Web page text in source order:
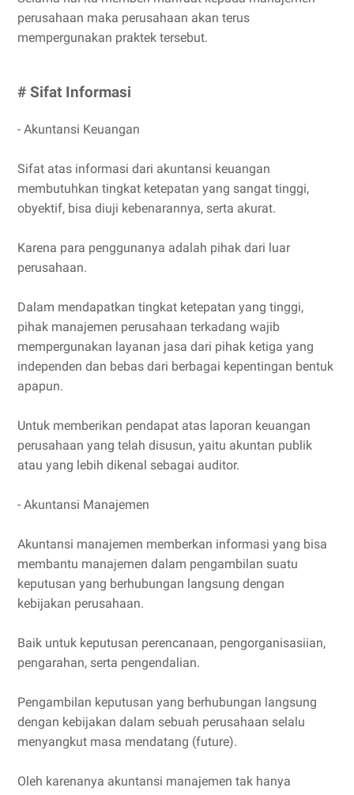
perusahaan maka perusahaan akan terus
mempergunakan praktek tersebut.
# Sifat Informasi
- Akuntansi Keuangan
Sifat atas informasi dari akuntansi keuangan
membutuhkan tingkat ketepatan yang sangat tinggi,
obyektif, bisa diuji kebenarannya, serta akurat.
Karena para penggunanya adalah pihak dari luar
perusahaan.
Dalam mendapatkan tingkat ketepatan yang tinggi,
pihak manajemen perusahaan terkadang wajib
mempergunakan layanan jasa dari pihak ketiga yang
independen dan bebas dari berbagai kepentingan bentuk
apapun.
Untuk memberikan pendapat atas laporan keuangan
perusahaan yang telah disusun, yaitu akuntan publik
atau yang lebih dikenal sebagai auditor.
- Akuntansi Manajemen
Akuntansi manajemen memberkan informasi yang bisa
membantu manajemen dalam pengambilan suatu
keputusan yang berhubungan langsung dengan
kebijakan perusahaan.
Baik untuk keputusan perencanaan, pengorganisasiian,
pengarahan, serta pengendalian.
Pengambilan keputusan yang berhubungan langsung
dengan kebijakan dalam sebuah perusahaan selalu
menyangkut masa mendatang (future).
Oleh karenanya akuntansi manajemen tak hanya